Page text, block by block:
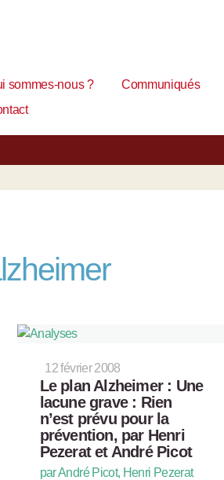
sommes-nous ? Communiqués
12 février 2008
Le plan Alzheimer : Une
lacune grave : Rien
n’est prévu pour la
prévention, par Henri
Pezerat et André Picot
par André Picot, Henri Pezerat